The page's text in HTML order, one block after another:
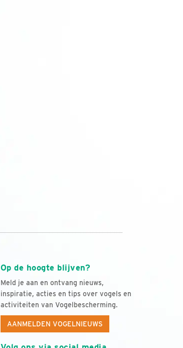
Op de hoogte blijven?
Meld je aan en ontvang nieuws,
inspiratie, acties en tips over vogels en
activiteiten van Vogelbescherming.
AANMELDEN VOGELNIEUWS